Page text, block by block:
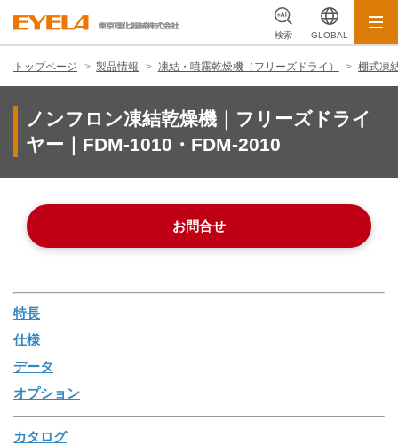
検索 GLOBAL
トップページ 製品情報 凍結・噴霧乾燥機（フリーズドライ） 棚式凍
ノンフロン凍結乾燥機｜フリーズドライ
ヤー｜FDM-1010・FDM-2010
お問合せ
特長
仕様
データ
オプション
カタログ